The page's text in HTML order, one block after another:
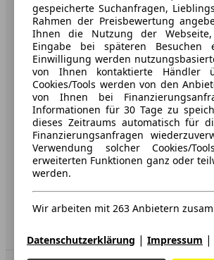
Über AutoScout24
Presse
Karriere
Werbung
AGB
Datenschutz
Impressum
Erklärung zur Barrierefreiheit
Service
gespeicherte Suchanfragen,
Rahmen der Preisbewertung
Ihnen die Nutzung der
Eingabe bei späteren
Einwilligung werden
von Ihnen kontaktierte Händler
Cookies/Tools werden von den
von Ihnen bei
Informationen für 30 Tage zu
dieses Zeitraums automatisch für
Finanzierungsanfragen
Verwendung solcher Cookies/
erweiterten Funktionen ganz oder
werden.
Wir arbeiten mit 263 Anbietern
Datenschutzerklärung | Impressum |